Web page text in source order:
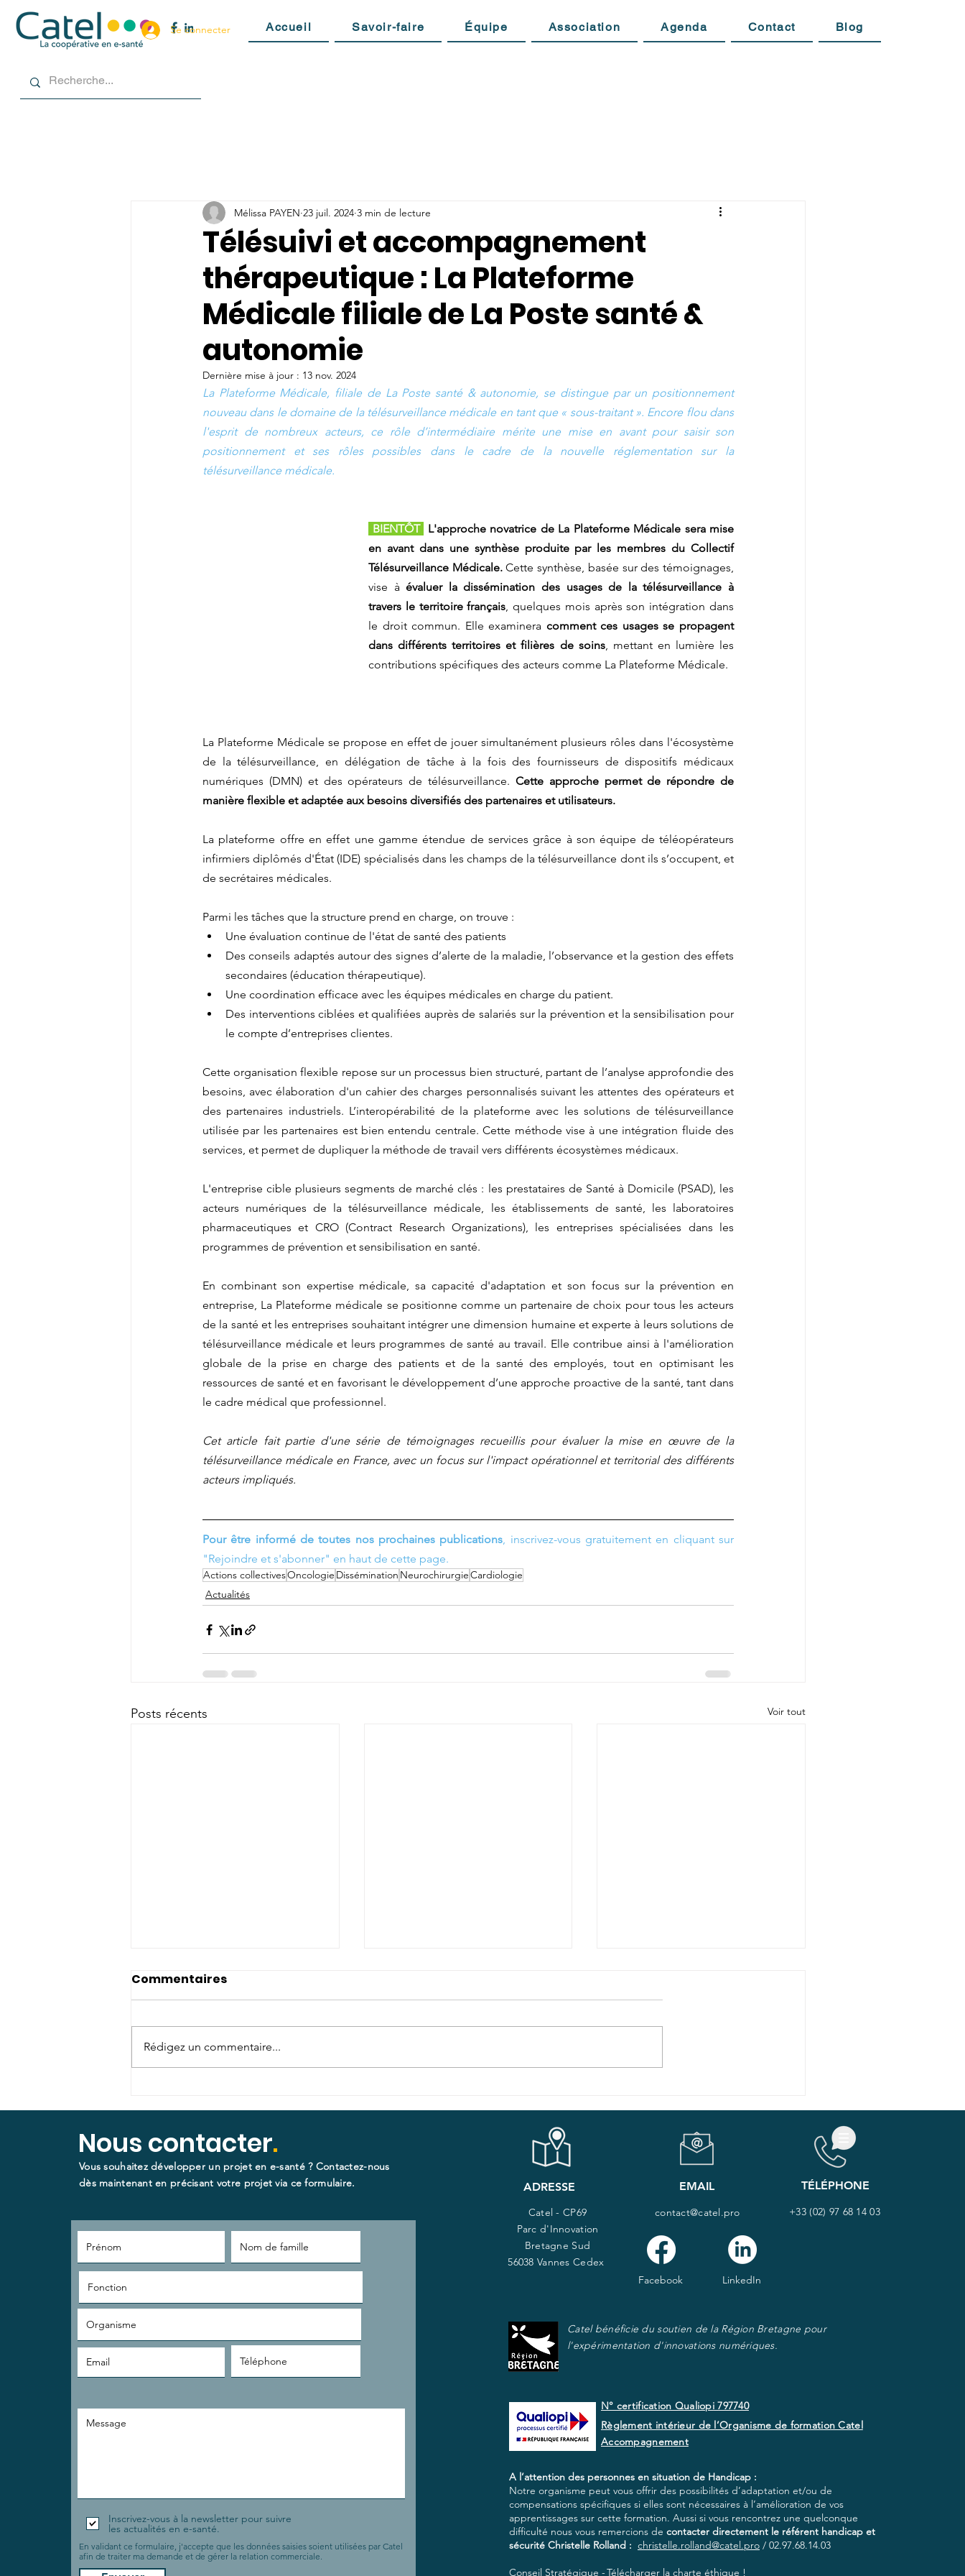
Se connecter Accueil Savoir-faire Équipe Association Agenda Contact Blog
Télésuivi et accompagnement
thérapeutique : La Plateforme
Médicale filiale de La Poste santé &
autonomie
Mélissa PAYEN 23 juil. 2024 3 min de lecture
Dernière mise à jour : 13 nov. 2024
La Plateforme Médicale, filiale de La Poste santé & autonomie, se distingue par un positionnement
nouveau dans le domaine de la télésurveillance médicale en tant que « sous-traitant ». Encore flou dans
l'esprit de nombreux acteurs, ce rôle d’intermédiaire mérite une mise en avant pour saisir son
positionnement et ses rôles possibles dans le cadre de la nouvelle réglementation sur la
télésurveillance médicale.
BIENTÔT L'approche novatrice de La Plateforme Médicale sera mise
en avant dans une synthèse produite par les membres du Collectif
Télésurveillance Médicale. Cette synthèse, basée sur des témoignages,
vise à évaluer la dissémination des usages de la télésurveillance à
travers le territoire français, quelques mois après son intégration dans
le droit commun. Elle examinera comment ces usages se propagent
dans différents territoires et filières de soins, mettant en lumière les
contributions spécifiques des acteurs comme La Plateforme Médicale.
La Plateforme Médicale se propose en effet de jouer simultanément plusieurs rôles dans l'écosystème
de la télésurveillance, en délégation de tâche à la fois des fournisseurs de dispositifs médicaux
numériques (DMN) et des opérateurs de télésurveillance. Cette approche permet de répondre de
manière flexible et adaptée aux besoins diversifiés des partenaires et utilisateurs.
La plateforme offre en effet une gamme étendue de services grâce à son équipe de téléopérateurs
infirmiers diplômés d'État (IDE) spécialisés dans les champs de la télésurveillance dont ils s’occupent, et
de secrétaires médicales.
Parmi les tâches que la structure prend en charge, on trouve :
Une évaluation continue de l'état de santé des patients
Des conseils adaptés autour des signes d’alerte de la maladie, l’observance et la gestion des effets
secondaires (éducation thérapeutique).
Une coordination efficace avec les équipes médicales en charge du patient.
Des interventions ciblées et qualifiées auprès de salariés sur la prévention et la sensibilisation pour
le compte d’entreprises clientes.
Cette organisation flexible repose sur un processus bien structuré, partant de l’analyse approfondie des
besoins, avec élaboration d'un cahier des charges personnalisés suivant les attentes des opérateurs et
des partenaires industriels. L’interopérabilité de la plateforme avec les solutions de télésurveillance
utilisée par les partenaires est bien entendu centrale. Cette méthode vise à une intégration fluide des
services, et permet de dupliquer la méthode de travail vers différents écosystèmes médicaux.
L'entreprise cible plusieurs segments de marché clés : les prestataires de Santé à Domicile (PSAD), les
acteurs numériques de la télésurveillance médicale, les établissements de santé, les laboratoires
pharmaceutiques et CRO (Contract Research Organizations), les entreprises spécialisées dans les
programmes de prévention et sensibilisation en santé.
En combinant son expertise médicale, sa capacité d'adaptation et son focus sur la prévention en
entreprise, La Plateforme médicale se positionne comme un partenaire de choix pour tous les acteurs
de la santé et les entreprises souhaitant intégrer une dimension humaine et experte à leurs solutions de
télésurveillance médicale et leurs programmes de santé au travail. Elle contribue ainsi à l'amélioration
globale de la prise en charge des patients et de la santé des employés, tout en optimisant les
ressources de santé et en favorisant le développement d’une approche proactive de la santé, tant dans
le cadre médical que professionnel.
Cet article fait partie d'une série de témoignages recueillis pour évaluer la mise en œuvre de la
télésurveillance médicale en France, avec un focus sur l'impact opérationnel et territorial des différents
acteurs impliqués.
Pour être informé de toutes nos prochaines publications, inscrivez-vous gratuitement en cliquant sur
"Rejoindre et s'abonner" en haut de cette page.
Actions collectivesOncologie Dissémination NeurochirurgieCardiologie
Actualités
Posts récents Voir tout
sur les forfaits majorés
pour la télésurveillance
de l'insuffisance
cardiaque et du diabète
médicale : que reste-t-il
oeuvre de la
télésurveillance : aide au
casse-tête et lieu
d'échange
Commentaires
Rédigez un commentaire...
Nous contacter.
Vous souhaitez développer un projet en e-santé ? Contactez-nous
dès maintenant en précisant votre projet via ce formulaire.​
Inscrivez-vous à la newsletter pour suivre
les actualités en e-santé.
En validant ce formulaire, j'accepte que les données saisies soient utilisées par Catel
afin de traiter ma demande et de gérer la relation commerciale.
ADRESSE
Catel - CP69
Parc d'Innovation
Bretagne Sud
56038 Vannes Cedex
EMAIL
contact@catel.pro
Facebook LinkedIn
TÉLÉPHONE
+33 (02) 97 68 14 03
Catel bénéficie du soutien de la Région Bretagne pour
l'expérimentation d'innovations numériques.
N° certification Qualiopi 797740
Règlement intérieur de l’Organisme de formation Catel
Accompagnement
A l’attention des personnes en situation de Handicap :
Notre organisme peut vous offrir des possibilités d’adaptation et/ou de
compensations spécifiques si elles sont nécessaires à l’amélioration de vos
apprentissages sur cette formation. Aussi si vous rencontrez une quelconque
difficulté nous vous remercions de contacter directement le référent handicap et
sécurité Christelle Rolland : christelle.rolland@catel.pro / 02.97.68.14.03
Conseil Stratégique -Télécharger la charte éthique !